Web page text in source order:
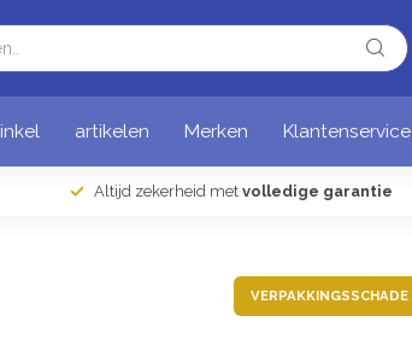
artikelen Merken Klantenservice
Altijd zekerheid met volledige garantie
VERPAKKINGSSCHADE